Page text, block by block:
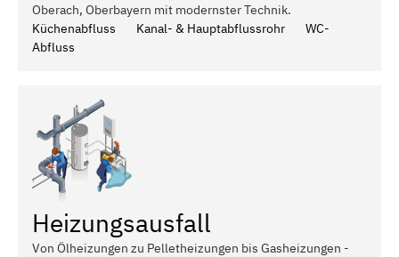
Oberach, Oberbayern mit modernster Technik.
Küchenabfluss
Kanal- & Hauptabflussrohr
WC-
Abfluss
Heizungsausfall
Von Ölheizungen zu Pelletheizungen bis Gasheizungen -